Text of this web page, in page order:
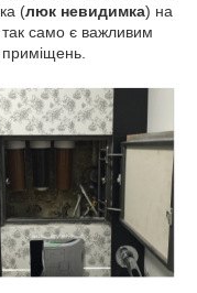
(люк невидимка) на
само є важливим